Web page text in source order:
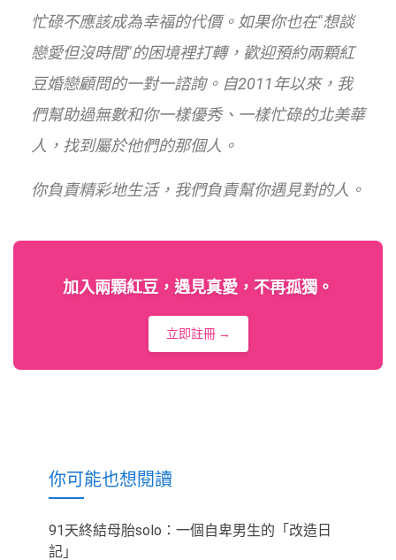
忙碌不應該成為幸福的代價。如果你也在"想談
戀愛但沒時間"的困境裡打轉，歡迎預約兩顆紅
豆婚戀顧問的一對一諮詢。自2011年以來，我
們幫助過無數和你一樣優秀、一樣忙碌的北美華
人，找到屬於他們的那個人。
你負責精彩地生活，我們負責幫你遇見對的人。
加入兩顆紅豆，遇見真愛，不再孤獨。
立即註冊 →
你可能也想閱讀
91天終結母胎solo：一個自卑男生的「改造日
記」